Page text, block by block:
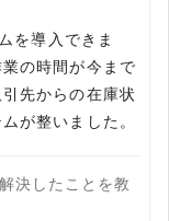
を導入できま
の時間が今まで
先からの在庫状
が整いました。
決したことを教